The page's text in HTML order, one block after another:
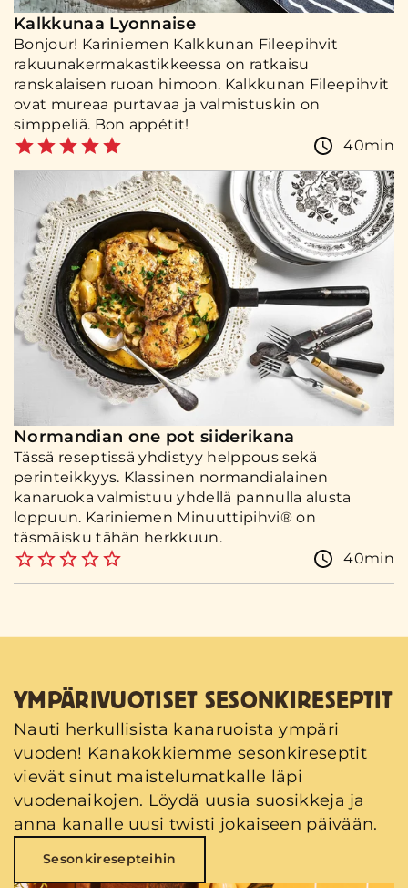
Kalkkunaa Lyonnaise
Bonjour! Kariniemen Kalkkunan Fileepihvit
rakuunakermakastikkeessa on ratkaisu
ranskalaisen ruoan himoon. Kalkkunan Fileepihvit
ovat mureaa purtavaa ja valmistuskin on
simppeliä. Bon appétit!
40min
Normandian one pot siiderikana
Tässä reseptissä yhdistyy helppous sekä
perinteikkyys. Klassinen normandialainen
kanaruoka valmistuu yhdellä pannulla alusta
loppuun. Kariniemen Minuuttipihvi® on
täsmäisku tähän herkkuun.
40min
YMPÄRIVUOTISET SESONKIRESEPTIT
Nauti herkullisista kanaruoista ympäri
vuoden! Kanakokkiemme sesonkireseptit
vievät sinut maistelumatkalle läpi
vuodenaikojen. Löydä uusia suosikkeja ja
anna kanalle uusi twisti jokaiseen päivään.
Sesonkiresepteihin